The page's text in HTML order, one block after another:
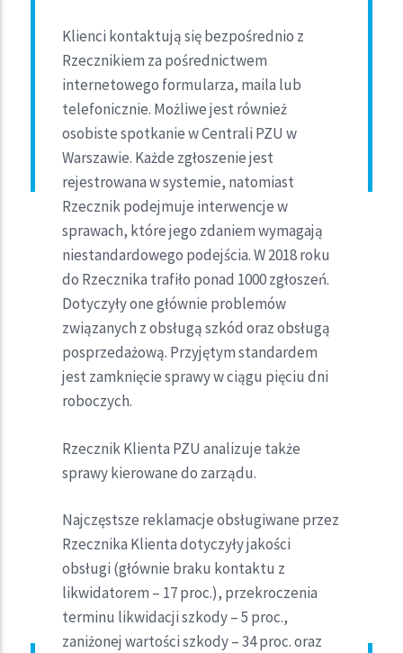
Klienci kontaktują się bezpośrednio z
Rzecznikiem za pośrednictwem
internetowego formularza, maila lub
telefonicznie. Możliwe jest również
osobiste spotkanie w Centrali PZU w
Warszawie. Każde zgłoszenie jest
rejestrowana w systemie, natomiast
Rzecznik podejmuje interwencje w
sprawach, które jego zdaniem wymagają
niestandardowego podejścia. W 2018 roku
do Rzecznika trafiło ponad 1000 zgłoszeń.
Dotyczyły one głównie problemów
związanych z obsługą szkód oraz obsługą
posprzedażową. Przyjętym standardem
jest zamknięcie sprawy w ciągu pięciu dni
roboczych.
Rzecznik Klienta PZU analizuje także
sprawy kierowane do zarządu.
Najczęstsze reklamacje obsługiwane przez
Rzecznika Klienta dotyczyły jakości
obsługi (głównie braku kontaktu z
likwidatorem – 17 proc.), przekroczenia
terminu likwidacji szkody – 5 proc.,
zaniżonej wartości szkody – 34 proc. oraz